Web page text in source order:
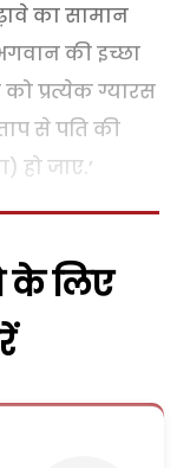
का सामान
की इच्छा
प्रत्येक ग्यारस
से पति की
हो जाए.’
के लिए